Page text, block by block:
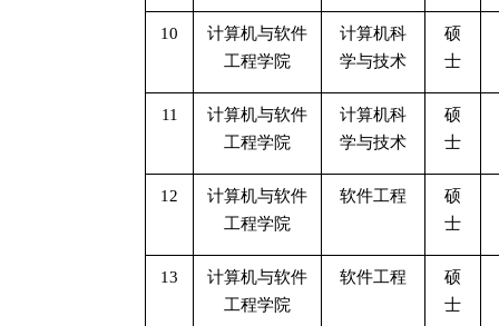
10
计算机与软件
工程学院
计算机科
学与技术
硕
士
11
计算机与软件
工程学院
计算机科
学与技术
硕
士
12
计算机与软件
工程学院
软件工程
硕
士
13
计算机与软件
工程学院
软件工程
硕
士